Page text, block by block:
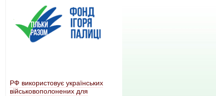
РФ використовує українських
військовополонених для